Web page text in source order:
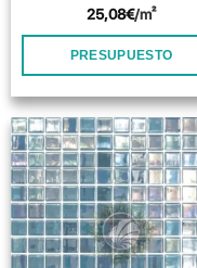
25,08€/m²
PRESUPUESTO